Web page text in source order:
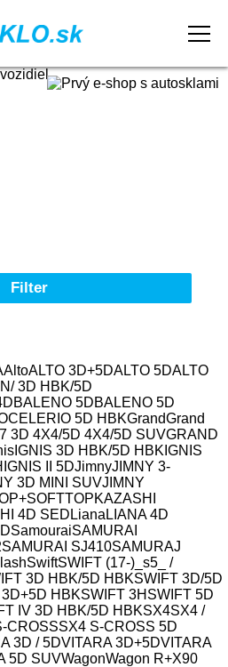
Filter
typy vozidiel
AltoALTO 3D+5DALTO 5DALTO
3D HBK/5D
BALENO 5DBALENO 5D
CELERIO 5D HBKGrandGrand
3D 4X4/5D 4X4/5D SUVGRAND
IGNIS 3D HBK/5D HBK IGNIS
IGNIS II 5DJimnyJIMNY 3-
3D MINI SUVJIMNY
KAZASHI
4D SED Liana LIANA 4D
SamouraiSAMURAI
SAMURAI SJ410SAMURAJ
SwiftSWIFT (17-)_s5_ /
3D HBK/5D HBKSWIFT 3D/5D
HBKSWIFT 3H SWIFT 5D
IV 3D HBK/5D HBKSX4SX4 /
CROSSSX4 S-CROSS 5D
3D / 5DVITARA 3D+5DVITARA
5D SUVWagonWagon R+X90